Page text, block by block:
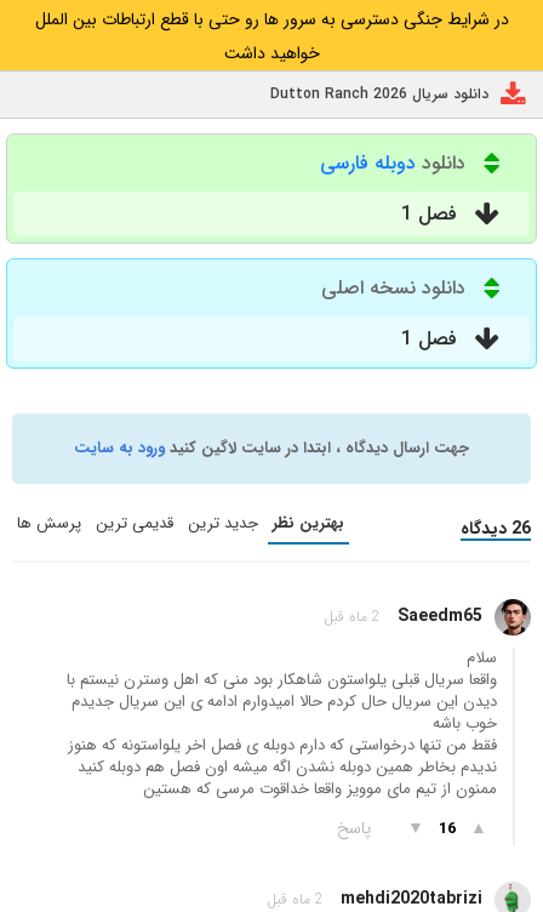
در شرایط جنگی دسترسی به سرور ها رو حتی با قطع ارتباطات بین الملل
خواهید داشت
دانلود سریال Dutton Ranch 2026
دانلود دوبله فارسی
فصل 1
دانلود نسخه اصلی
فصل 1
جهت ارسال دیدگاه ، ابتدا در سایت لاگین کنیدورود به سایت
26 دیدگاه بهترین نظر جدید ترین قدیمی ترین پرسش ها
Saeedm65 2 ماه قبل
سلام
واقعا سریال قبلی یلواستون شاهکار بود منی که اهل وسترن نیستم با
دیدن این سریال حال کردم حالا امیدوارم ادامه ی این سریال جدیدم
خوب باشه
فقط من تنها درخواستی که دارم دوبله ی فصل اخر یلواستونه که هنوز
ندیدم بخاطر همین دوبله نشدن اگه میشه اون فصل هم دوبله کنید
ممنون از تیم مای موویز واقعا خداقوت مرسی که هستین
▲
16
▼ پاسخ
mehdi2020tabrizi 2 ماه قبل